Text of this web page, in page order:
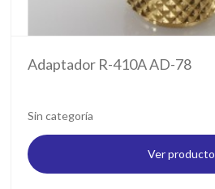
Adaptador R-410A AD-78
Sin categoría
Ver producto